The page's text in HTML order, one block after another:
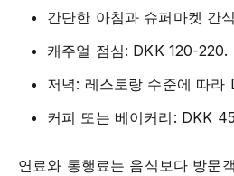
간단한 아침과 슈퍼마켓 간
캐주얼 점심: DKK 120-220.
저녁: 레스토랑 수준에 따
커피 또는 베이커리: DKK
연료와 통행료는 음식보다 방문